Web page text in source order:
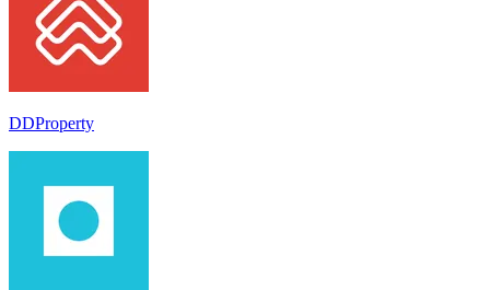
DDProperty